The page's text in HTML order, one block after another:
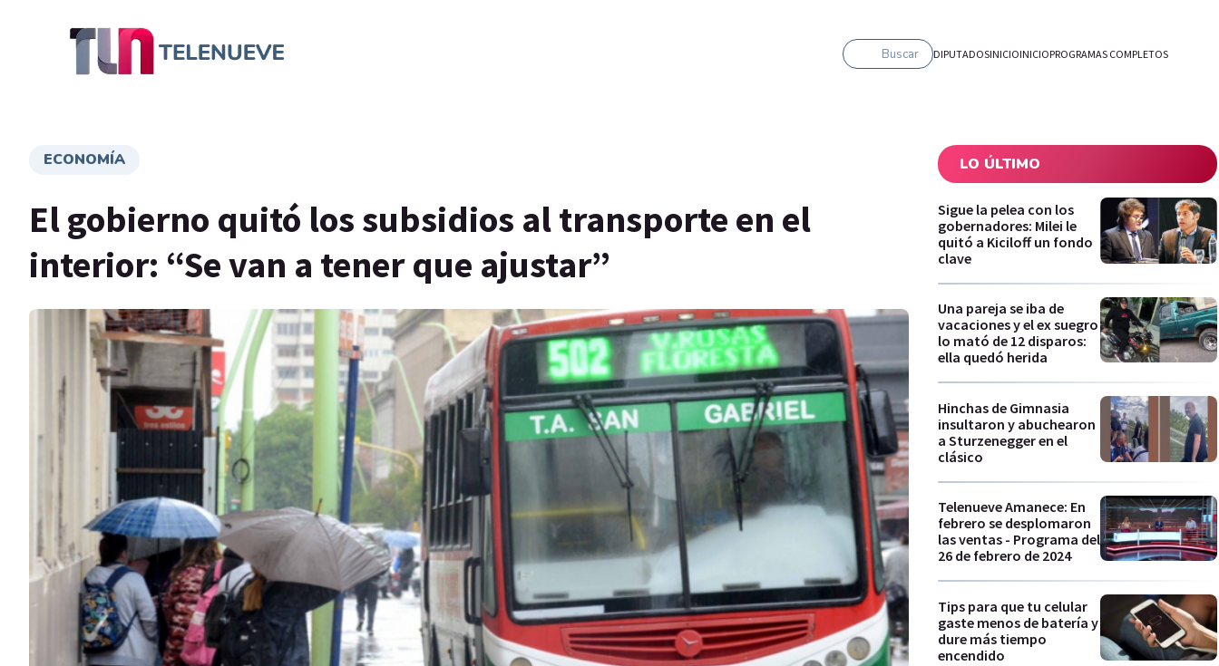
Buscar DIPUTADOSINICIOINICIOPROGRAMAS COMPLETOS
ECONOMÍA
El gobierno quitó los subsidios al transporte en el
interior: “Se van a tener que ajustar”
LO ÚLTIMO
Sigue la pelea con los
gobernadores: Milei le
quitó a Kiciloff un fondo
clave
Una pareja se iba de
vacaciones y el ex suegro
lo mató de 12 disparos:
ella quedó herida
Hinchas de Gimnasia
insultaron y abuchearon
a Sturzenegger en el
clásico
Telenueve Amanece: En
febrero se desplomaron
las ventas - Programa del
26 de febrero de 2024
Tips para que tu celular
gaste menos de batería y
dure más tiempo
encendido